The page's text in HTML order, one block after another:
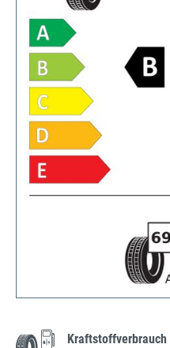
Kraftstoffverbrauch